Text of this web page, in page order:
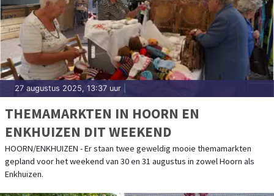
27 augustus 2025, 13:37 uur
THEMAMARKTEN IN HOORN EN
ENKHUIZEN DIT WEEKEND
HOORN/ENKHUIZEN - Er staan twee geweldig mooie themamarkten
gepland voor het weekend van 30 en 31 augustus in zowel Hoorn als
Enkhuizen.